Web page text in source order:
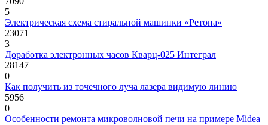
5
Электрическая схема стиральной машинки «Ретона»
23071
3
Доработка электронных часов Кварц-025 Интеграл
28147
0
Как получить из точечного луча лазера видимую линию
5956
0
Особенности ремонта микроволновой печи на примере Midea